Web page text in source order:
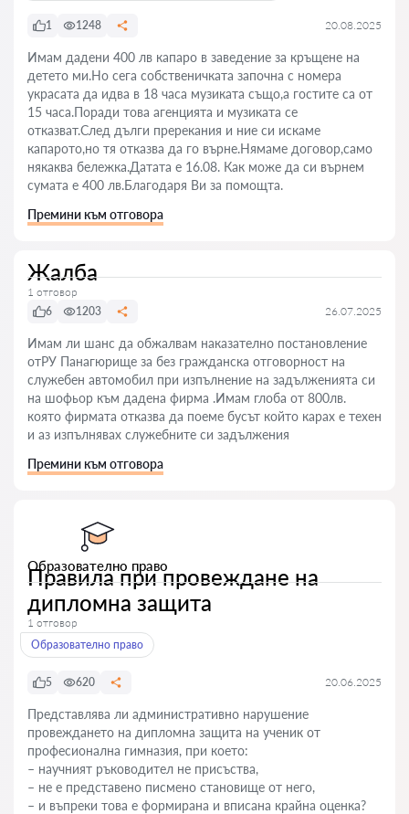
1 1248 20.08.2025
Имам дадени 400 лв капаро в заведение за кръщене на
детето ми.Но сега собственичката започна с номера
украсата да идва в 18 часа музиката също,а гостите са от
15 часа.Поради това агенцията и музиката се
отказват.След дълги пререкания и ние си искаме
капарото,но тя отказва да го върне.Нямаме договор,само
някаква бележка.Датата е 16.08. Как може да си върнем
сумата е 400 лв.Благодаря Ви за помощта.
Премини към отговора
Жалба
1 отговор
6
1203 26.07.2025
Имам ли шанс да обжалвам наказателно постановление
отРУ Панагюрище за без гражданска отговорност на
служебен автомобил при изпълнение на задълженията си
на шофьор към дадена фирма .Имам глоба от 800лв.
която фирмата отказва да поеме бусът който карах е техен
и аз изпълнявах служебните си задължения
Премини към отговора
Образователно право
Правила при провеждане на
дипломна защита
1 отговор
Образователно право
5 620 20.06.2025
Представлява ли административно нарушение
провеждането на дипломна защита на ученик от
професионална гимназия, при което:
– научният ръководител не присъства,
– не е представено писмено становище от него,
– и въпреки това е формирана и вписана крайна оценка?